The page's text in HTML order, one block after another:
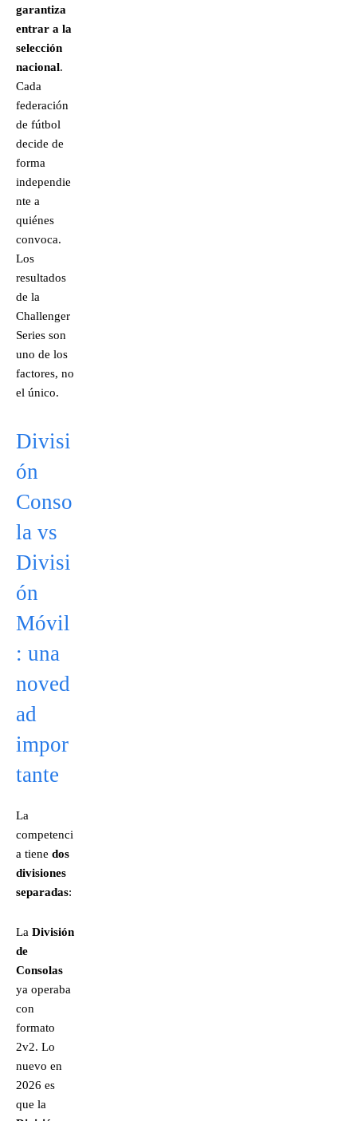
garantiza
entrar a la
selección
nacional.
Cada
federación
de fútbol
decide de
forma
independie
nte a
quiénes
convoca.
Los
resultados
de la
Challenger
Series son
uno de los
factores, no
el único.
Divisi
ón
Conso
la vs
Divisi
ón
Móvil
: una
noved
ad
impor
tante
La
competenci
a tiene dos
divisiones
separadas:
La División
de
Consolas
ya operaba
con
formato
2v2. Lo
nuevo en
2026 es
que la